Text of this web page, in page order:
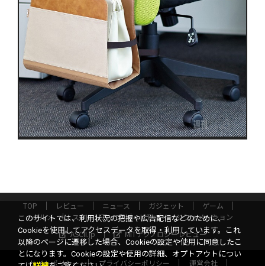
TOP レビュー ニュース ガジェット
ゲーム
グルメ
スタートアップ ICT
インフォメーション
ASCII.jp
MITテクノロジーレビュー
サイトポリシー プライバシーポリシー 運営会社
このサイトでは、利用状況の把握や広告配信などのために、
Cookieを使用してアクセスデータを取得・利用しています。これ
以降のページに遷移した場合、Cookieの設定や使用に同意したこ
とになります。Cookieの設定や使用の詳細、オプトアウトについ